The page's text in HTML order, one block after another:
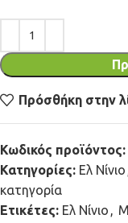
Πρόσθήκη στην
Κωδικός προϊόντος:
Κατηγορίες: Ελ Νίνιο
κατηγορία
Ετικέτες: Ελ Νίνιο